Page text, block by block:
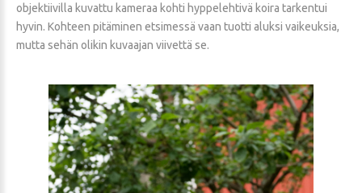
objektiivilla kuvattu kameraa kohti hyppelehtivä koira tarkentui
hyvin. Kohteen pitäminen etsimessä vaan tuotti aluksi vaikeuksia,
mutta sehän olikin kuvaajan viivettä se.